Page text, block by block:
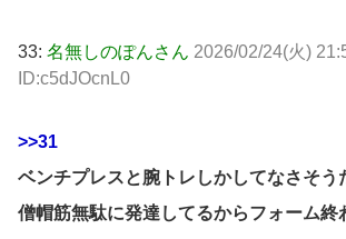
33: 名無しのぽんさん 2026/02/24(火)
ID:c5dJOcnL0
>>31
ベンチプレスと腕トレしかしてなさそう
僧帽筋無駄に発達してるからフォーム終